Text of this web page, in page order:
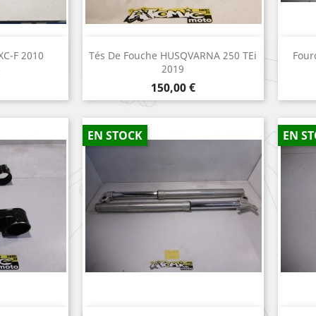
F 2010
Tés De Fouche HUSQVARNA 250 TEi
2019
Prix
150,00 €
Aperçu rapide
EN STOCK EN